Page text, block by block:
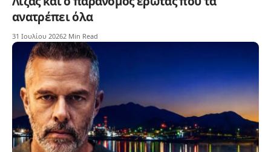
ανατρέπει όλα
31 Ιουλίου 20262 Min Read